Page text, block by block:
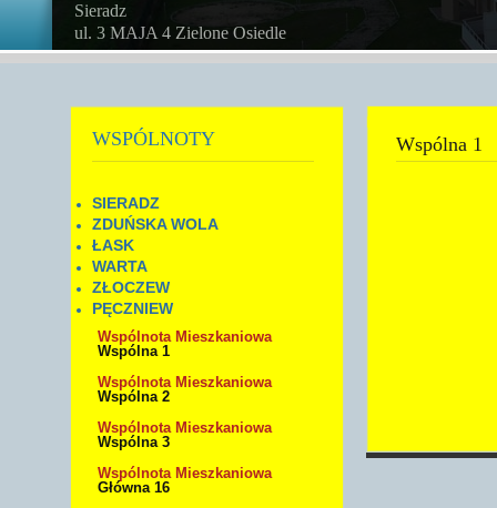
Sieradz
ul. 3 MAJA 4 Zielone Osiedle
WSPÓLNOTY
SIERADZ
ZDUŃSKA WOLA
ŁASK
WARTA
ZŁOCZEW
PĘCZNIEW
Wspólnota Mieszkaniowa
Wspólna 1
Wspólnota Mieszkaniowa
Wspólna 2
Wspólnota Mieszkaniowa
Wspólna 3
Wspólnota Mieszkaniowa
Główna 16
Wspólna 1